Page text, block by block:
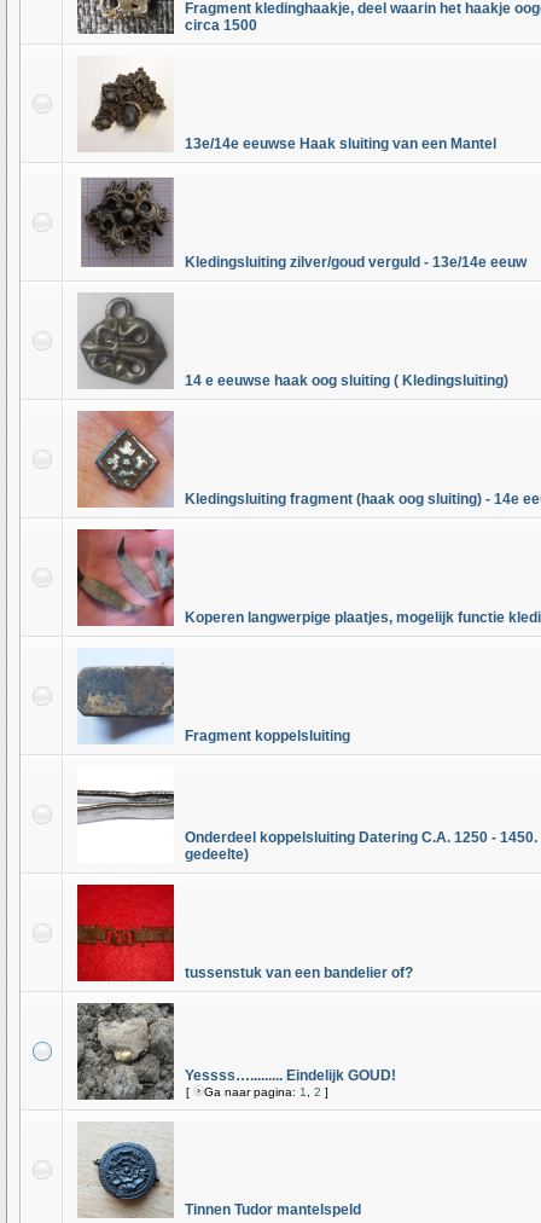
Fragment kledinghaakje, deel waarin het haakje
circa 1500
13e/14e eeuwse Haak sluiting van een Mantel
Kledingsluiting zilver/goud verguld - 13e/14e eeuw
14 e eeuwse haak oog sluiting ( Kledingsluiting)
Kledingsluiting fragment (haak oog sluiting) - 14e
Koperen langwerpige plaatjes, mogelijk functie
Fragment koppelsluiting
Onderdeel koppelsluiting Datering C.A. 1250 -
gedeelte)
tussenstuk van een bandelier of?
Yessss…......... Eindelijk GOUD!
[ Ga naar pagina: 1 2 ]
Tinnen Tudor mantelspeld